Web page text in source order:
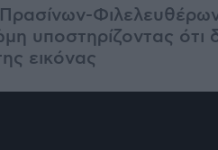
υποστηρίζοντας ότι
εικόνας